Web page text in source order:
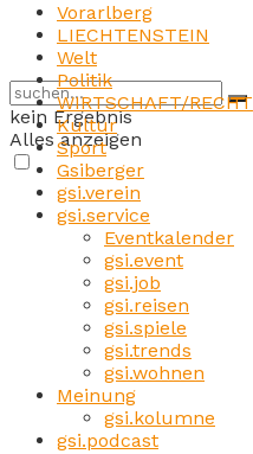
kein Ergebnis
Alles anzeigen
Vorarlberg
LIECHTENSTEIN
Welt
Politik
WIRTSCHAFT/RECHT
Kultur
Sport
Gsiberger
gsi.verein
gsi.service
Eventkalender
gsi.event
gsi.job
gsi.reisen
gsi.spiele
gsi.trends
gsi.wohnen
Meinung
gsi.kolumne
gsi.podcast